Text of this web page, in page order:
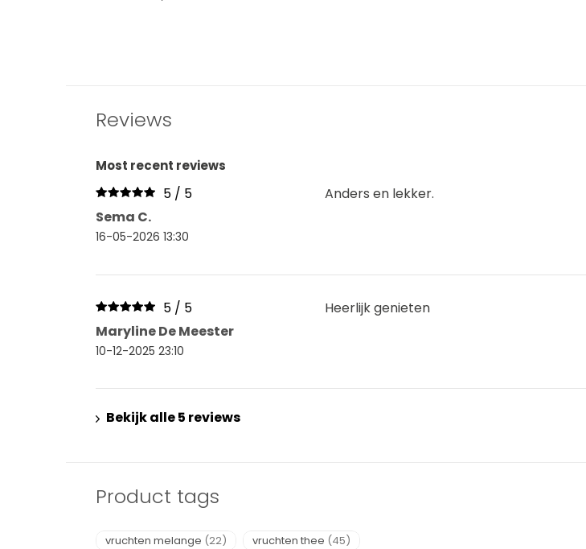
Reviews
Most recent reviews
5 / 5
Sema C.
16-05-2026 13:30
Anders en lekker.
5 / 5
Maryline De Meester
10-12-2025 23:10
Heerlijk genieten
Bekijk alle 5 reviews
Product tags
vruchten melange (22) vruchten thee (45)